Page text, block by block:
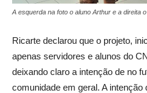
A esquerda na foto o aluno Arthur e a direita
Ricarte declarou que o projeto,
apenas servidores e alunos do
deixando claro a intenção de no
comunidade em geral. A intenção